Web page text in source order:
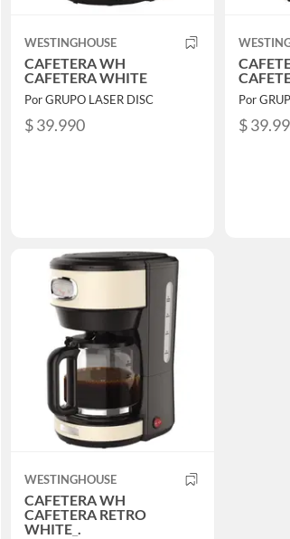
WESTINGHOUSE
CAFETERA WH
CAFETERA WHITE
Por GRUPO LASER DISC
$ 39.990
Por
$
WESTINGHOUSE
CAFETERA WH
CAFETERA RETRO
WHITE_.